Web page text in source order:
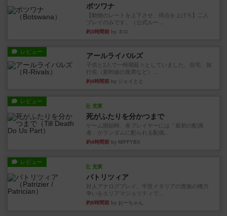
ボツワナ
【動物のレートを上下させ、得点を上げろ】二人
プレイのみです。（公式ルー...
約3時間前 by ネロ
レビュー アールライバルズ
子供と2人で一時期延々としていました。自宅、旅
行先（新幹線の座席など）...
約4時間前 by ジェイとと
レビュー
充実
死がふたりを分かつまで
ゲーム開始時、各プレイヤーには「最初の配偶
者」がランダムに配られる配偶...
約4時間前 by MIFFYBX
レビュー
充実
パトリツィア
対人アナログプレイ。中世イタリアの貴族の権力
争いをエリアマジョリティで...
約8時間前 by おーちゃん